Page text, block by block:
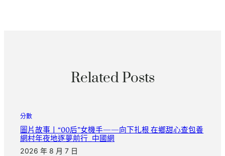
Related Posts
分數
圖片故事丨“00后”女機手——向下扎根 在鄉甜心查包養
網村年夜地逐夢前行_中國網
2026 年 8 月 7 日